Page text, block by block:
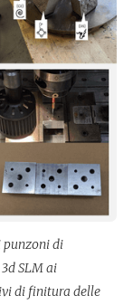
punzoni di
SLM ai
di finitura delle